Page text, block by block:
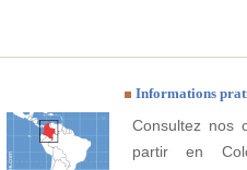
Informations
Consultez nos
partir en